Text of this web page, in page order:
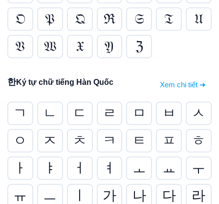
𝔒
𝔓 𝔔 ℜ 𝔖 𝔗
𝔘
𝔙
𝔚 𝔛 𝔜 ℨ
한Ký tự chữ tiếng Hàn Quốc Xem chi tiết ➜
ㄱ ㄴ ㄷ ㄹ ㅁ ㅂ
ㅅ
ㅇ
ㅈ ㅊ ㅋ ㅌ ㅍ
ㅎ
ㅏ
ㅑ ㅓ ㅕ ㅗ ㅛ
ㅜ
ㅠ
ㅡ 가 나 다
라